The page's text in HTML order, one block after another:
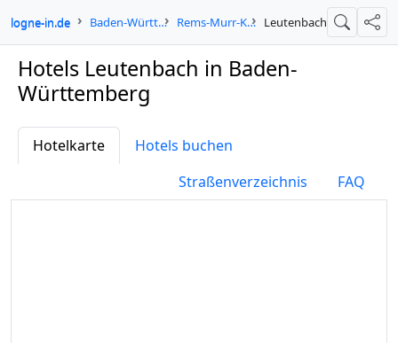
in.de Baden-Württemberg Rems-Murr-Kreis Leutenbach Suche
Hotels Leutenbach in Baden-
Württemberg
Hotelkarte
Hotels buchen
Straßenverzeichnis
FAQ